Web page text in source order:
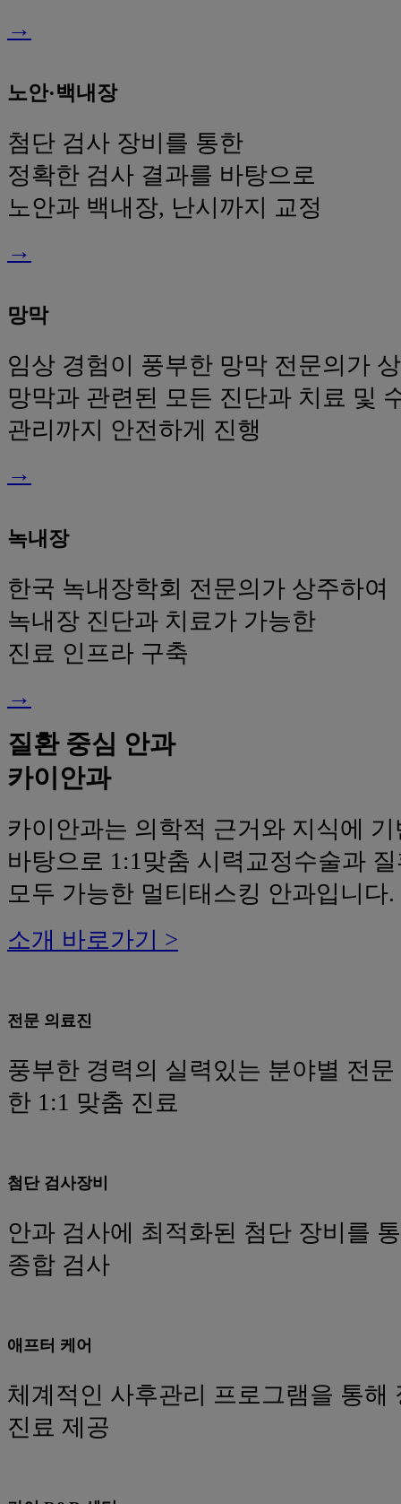
→
노안·백내장
첨단 검사 장비를 통한
정확한 검사 결과를 바탕으로
노안과 백내장, 난시까지 교정
→
망막
임상 경험이 풍부한 망막 전문의가
망막과 관련된 모든 진단과 치료 및
관리까지 안전하게 진행
→
녹내장
한국 녹내장학회 전문의가 상주하여
녹내장 진단과 치료가 가능한
진료 인프라 구축
→
질환 중심 안과
카이안과
카이안과는 의학적 근거와 지식에
바탕으로 1:1맞춤 시력교정수술과
모두 가능한 멀티태스킹 안과입니다.
소개 바로가기 >
전문 의료진
풍부한 경력의 실력있는 분야별 전
한 1:1 맞춤 진료
첨단 검사장비
안과 검사에 최적화된 첨단 장비를
종합 검사
애프터 케어
체계적인 사후관리 프로그램을 통해
진료 제공